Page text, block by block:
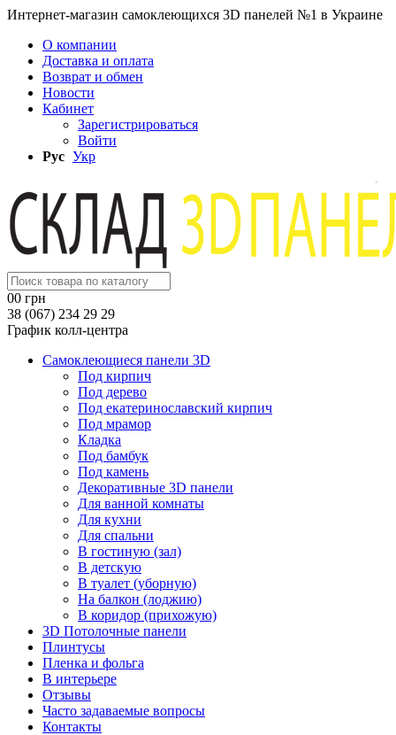
Интернет-магазин самоклеющихся 3D панелей №1 в Украине
О компании
Доставка и оплата
Возврат и обмен
Новости
Кабинет
Зарегистрироваться
Войти
Рус Укр
00 грн
38 (067) 234 29 29
График колл-центра
Самоклеющиеся панели 3D
Под кирпич
Под дерево
Под екатеринославский кирпич
Под мрамор
Кладка
Под бамбук
Под камень
Декоративные 3D панели
Для ванной комнаты
Для кухни
Для спальни
В гостиную (зал)
В детскую
В туалет (уборную)
На балкон (лоджию)
В коридор (прихожую)
3D Потолочные панели
Плинтусы
Пленка и фольга
В интерьере
Отзывы
Часто задаваемые вопросы
Контакты